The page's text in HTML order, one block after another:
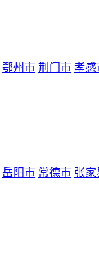
鄂州市 荆门市 孝感
岳阳市 常德市 张家